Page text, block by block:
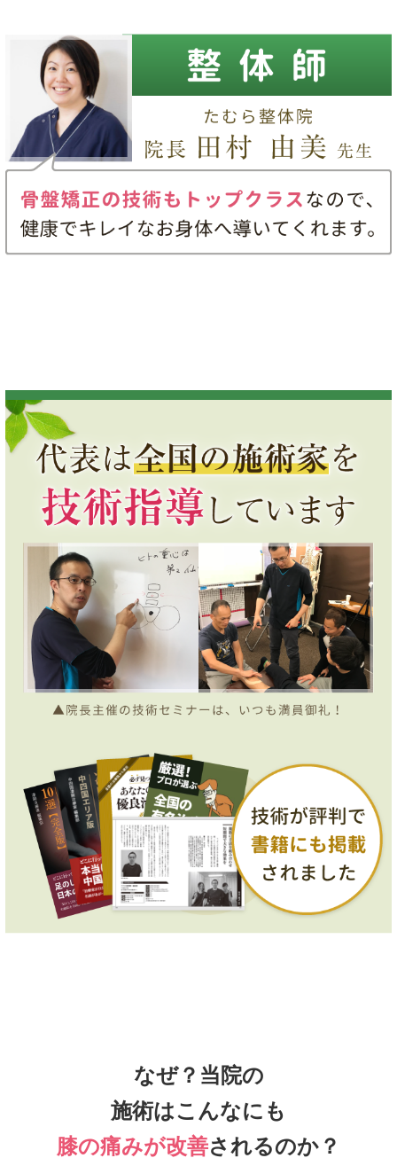
なぜ？当院の
施術はこんなにも
膝の痛みが改善されるのか？